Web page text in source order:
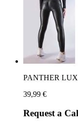
PANTHER
39,99 €
Request a